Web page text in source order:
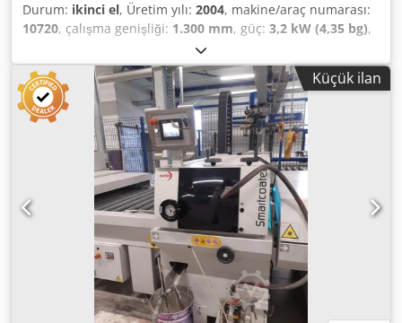
Durum: ikinci el, Üretim yılı: 2004, makine/araç numarası:
10720, çalışma genişliği: 1.300 mm, güç: 3,2 kW (4,35 bg),
, masa genişliği:
silindir sayısı:2, Asgari fiyat yok – en yüksek teklife kesin
satış! Makinenin teslim alınması 10.06.26 ile 30.06.26
arasında yapılmalıdır! TEKNİK DETAYLAR Maksimum
çalışma genişliği: 1.300 mm Silindir sayısı: 2 Tablo
genişliği: 1.400 mm Tablo uzunluğu: 400 mm Dkjdpfxjy Uv
Adj Al Tjr MAKİNE DETAYLARI Toplam güç: 3,2 kW
DONANIM CE işareti Makine, fotoğraf dokümantasyonları
ve teknik/ticari tanımlayıcı belgeler temel alınarak gerçek
ve hukuki durumunda ("görüldüğü ve beğenildiği gibi")
satılır ve teslim edilir. Alıcı, teslim almadan önce ürünü
inceleme hakkına sahiptir ve makinenin varış noktasında
kurulumu, güvenliği ve kullanımıyla ilgili sorumluluğu
üstlenir. Harici referans: 8533
Küçük ilan